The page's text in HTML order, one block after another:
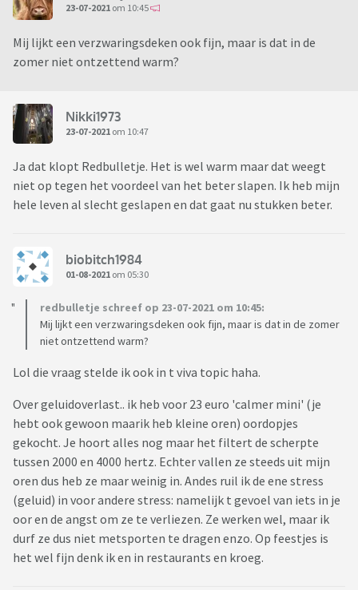
23-07-2021 om 10:45
Mij lijkt een verzwaringsdeken ook fijn, maar is dat in de
zomer niet ontzettend warm?
Nikki1973
23-07-2021 om 10:47
Ja dat klopt Redbulletje. Het is wel warm maar dat weegt
niet op tegen het voordeel van het beter slapen. Ik heb mijn
hele leven al slecht geslapen en dat gaat nu stukken beter.
biobitch1984
01-08-2021 om 05:30
redbulletje schreef op 23-07-2021 om 10:45:
Mij lijkt een verzwaringsdeken ook fijn, maar is dat in de zomer
niet ontzettend warm?
Lol die vraag stelde ik ook in t viva topic haha.
Over geluidoverlast.. ik heb voor 23 euro 'calmer mini' (je
hebt ook gewoon maarik heb kleine oren) oordopjes
gekocht. Je hoort alles nog maar het filtert de scherpte
tussen 2000 en 4000 hertz. Echter vallen ze steeds uit mijn
oren dus heb ze maar weinig in. Andes ruil ik de ene stress
(geluid) in voor andere stress: namelijk t gevoel van iets in je
oor en de angst om ze te verliezen. Ze werken wel, maar ik
durf ze dus niet metsporten te dragen enzo. Op feestjes is
het wel fijn denk ik en in restaurants en kroeg.